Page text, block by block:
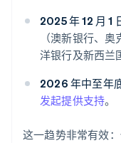
2025 年 12 月 1
（澳新银行、
洋银行及新西兰
2026 年中至年
发起提供支持。
这一趋势非常有效